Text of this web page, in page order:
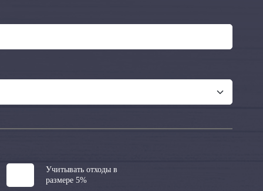
Учитывать отходы в
размере 5%